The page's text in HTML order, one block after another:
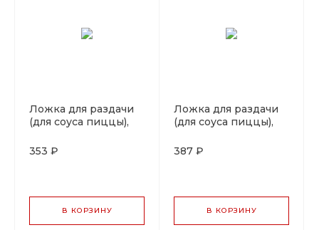
Ложка для раздачи
(для соуса пиццы),
красная, P.L. Proff
353 ₽
В КОРЗИНУ
Ложка для раздачи
(для соуса пиццы),
ручка зеленая, P.L.
387 ₽
В КОРЗИНУ